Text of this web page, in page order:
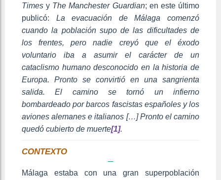
Times y The Manchester Guardian; en este último
publicó: La evacuación de Málaga comenzó
cuando la población supo de las dificultades de
los frentes, pero nadie creyó que el éxodo
voluntario iba a asumir el carácter de un
cataclismo humano desconocido en la historia de
Europa. Pronto se convirtió en una sangrienta
salida. El camino se tornó un infierno
bombardeado por barcos fascistas españoles y los
aviones alemanes e italianos […] Pronto el camino
quedó cubierto de muerte[1].
CONTEXTO
Málaga estaba con una gran superpoblación